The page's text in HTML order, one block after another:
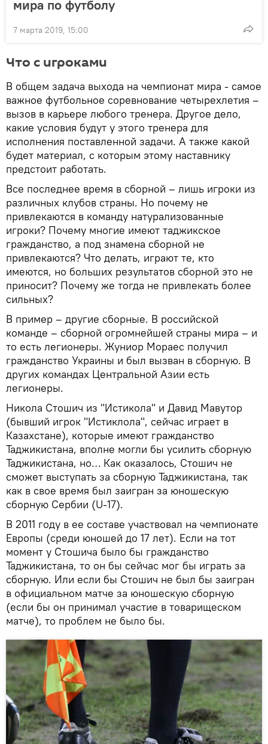
мира по футболу
7 марта 2019, 15:00
Что с игроками
В общем задача выхода на чемпионат мира - самое
важное футбольное соревнование четырехлетия –
вызов в карьере любого тренера. Другое дело,
какие условия будут у этого тренера для
исполнения поставленной задачи. А также какой
будет материал, с которым этому наставнику
предстоит работать.
Все последнее время в сборной – лишь игроки из
различных клубов страны. Но почему не
привлекаются в команду натурализованные
игроки? Почему многие имеют таджикское
гражданство, а под знамена сборной не
привлекаются? Что делать, играют те, кто
имеются, но больших результатов сборной это не
приносит? Почему же тогда не привлекать более
сильных?
В пример – другие сборные. В российской
команде – сборной огромнейшей страны мира – и
то есть легионеры. Жуниор Мораес получил
гражданство Украины и был вызван в сборную. В
других командах Центральной Азии есть
легионеры.
Никола Стошич из "Истикола" и Давид Мавутор
(бывший игрок "Истиклола", сейчас играет в
Казахстане), которые имеют гражданство
Таджикистана, вполне могли бы усилить сборную
Таджикистана, но… Как оказалось, Стошич не
сможет выступать за сборную Таджикистана, так
как в свое время был заигран за юношескую
сборную Сербии (U-17).
В 2011 году в ее составе участвовал на чемпионате
Европы (среди юношей до 17 лет). Если на тот
момент у Стошича было бы гражданство
Таджикистана, то он бы сейчас мог бы играть за
сборную. Или если бы Стошич не был бы заигран
в официальном матче за юношескую сборную
(если бы он принимал участие в товарищеском
матче), то проблем не было бы.